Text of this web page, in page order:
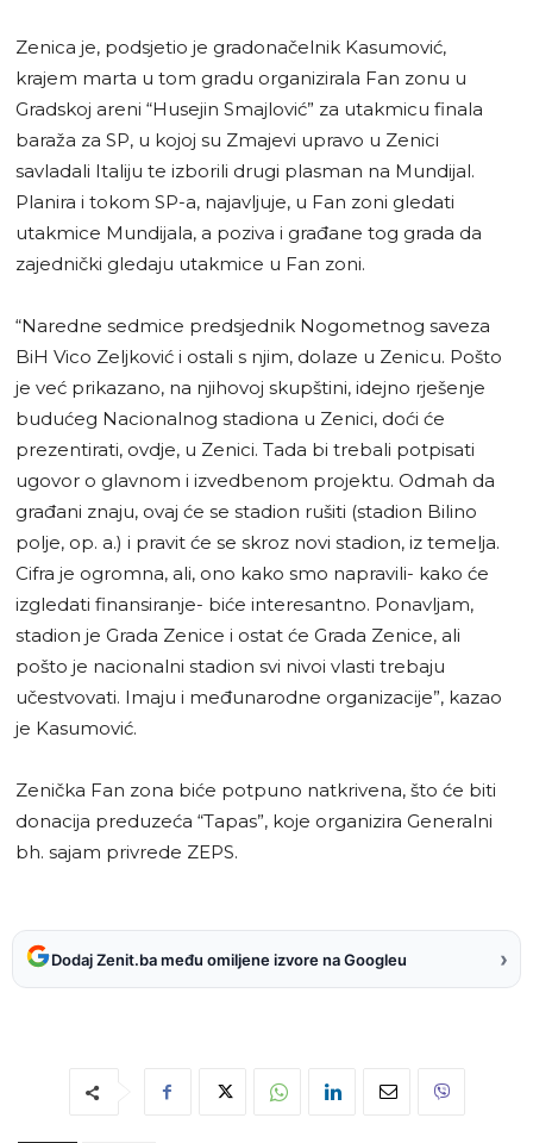
Zenica je, podsjetio je gradonačelnik Kasumović,
krajem marta u tom gradu organizirala Fan zonu u
Gradskoj areni “Husejin Smajlović” za utakmicu finala
baraža za SP, u kojoj su Zmajevi upravo u Zenici
savladali Italiju te izborili drugi plasman na Mundijal.
Planira i tokom SP-a, najavljuje, u Fan zoni gledati
utakmice Mundijala, a poziva i građane tog grada da
zajednički gledaju utakmice u Fan zoni.
“Naredne sedmice predsjednik Nogometnog saveza
BiH Vico Zeljković i ostali s njim, dolaze u Zenicu. Pošto
je već prikazano, na njihovoj skupštini, idejno rješenje
budućeg Nacionalnog stadiona u Zenici, doći će
prezentirati, ovdje, u Zenici. Tada bi trebali potpisati
ugovor o glavnom i izvedbenom projektu. Odmah da
građani znaju, ovaj će se stadion rušiti (stadion Bilino
polje, op. a.) i pravit će se skroz novi stadion, iz temelja.
Cifra je ogromna, ali, ono kako smo napravili- kako će
izgledati finansiranje- biće interesantno. Ponavljam,
stadion je Grada Zenice i ostat će Grada Zenice, ali
pošto je nacionalni stadion svi nivoi vlasti trebaju
učestvovati. Imaju i međunarodne organizacije”, kazao
je Kasumović.
Zenička Fan zona biće potpuno natkrivena, što će biti
donacija preduzeća “Tapas”, koje organizira Generalni
bh. sajam privrede ZEPS.
Dodaj Zenit.ba među omiljene izvore na Googleu ›